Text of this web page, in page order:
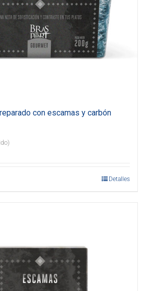
con escamas y carbón
Detalles